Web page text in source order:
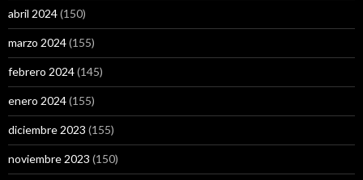
abril 2024(150)
marzo 2024(155)
febrero 2024(145)
enero 2024(155)
diciembre 2023 (155)
noviembre 2023 (150)